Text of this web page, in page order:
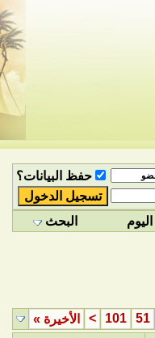
حفظ البيانات؟
البحث
51
101
> الأخيرة »